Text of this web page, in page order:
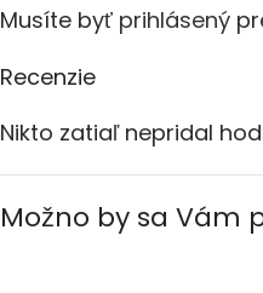
Recenzie
Nikto zatiaľ nepridal
Musíte byť prihlásený
Možno by sa Vám